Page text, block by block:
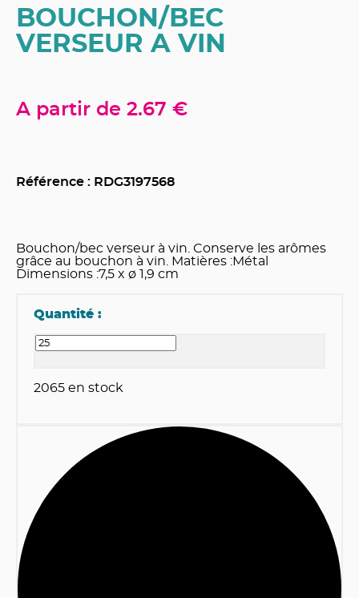
BOUCHON/BEC
VERSEUR A VIN
A partir de 2.67 €
Référence : RDG3197568
Bouchon/bec verseur à vin. Conserve les arômes
grâce au bouchon à vin. Matières :Métal
Dimensions :7,5 x ø 1,9 cm
Quantité :
2065 en stock